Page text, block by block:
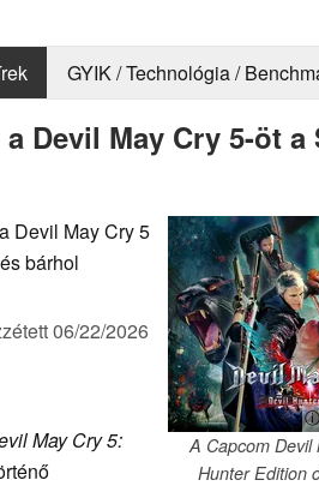
GYIK / Technológia /
Devil May Cry 5-öt a
ⓘ
A Capcom Devil
Hunter Edition
Devil May Cry 5
bárhol
06/22/2026
May Cry 5: